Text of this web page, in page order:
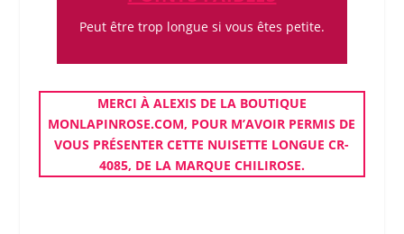
Peut être trop longue si vous êtes petite.
MERCI À ALEXIS DE LA BOUTIQUE
MONLAPINROSE.COM, POUR M’AVOIR PERMIS DE
VOUS PRÉSENTER CETTE NUISETTE LONGUE CR-
4085, DE LA MARQUE CHILIROSE.